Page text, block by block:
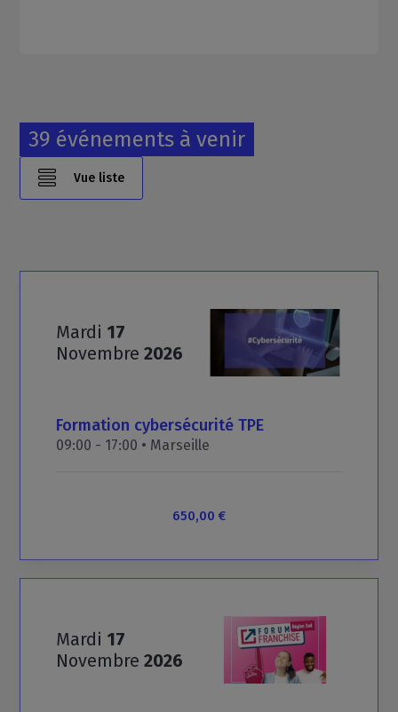
39 événements à venir
Vue liste
Mardi 17
Novembre2026
Formation cybersécurité TPE
09:00 - 17:00 • Marseille
650,00 €
Mardi 17
Novembre2026